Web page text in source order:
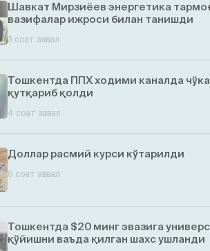
Шавкат Мирзиёев энергетика
вазифалар ижроси билан танишди
3 соат аввал
Тошкентда ППХ ходими каналда
қутқариб қолди
4 соат аввал
Доллар расмий курси кўтарилди
6 соат аввал
Тошкентда $20 минг эвазига
қўйишни ваъда қилган шахс ушланди